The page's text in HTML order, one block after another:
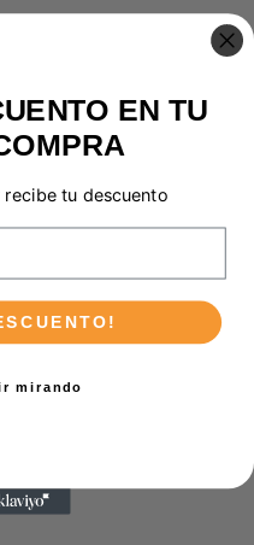
EN TU
tu descuento
mirando